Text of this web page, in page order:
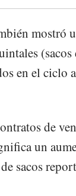
mostró
en el ciclo
de
un
sacos